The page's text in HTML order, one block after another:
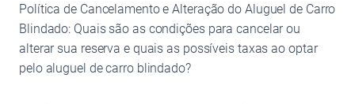
Política de Cancelamento e Alteração do Aluguel de Carro
Blindado: Quais são as condições para cancelar ou
alterar sua reserva e quais as possíveis taxas ao optar
pelo aluguel de carro blindado?